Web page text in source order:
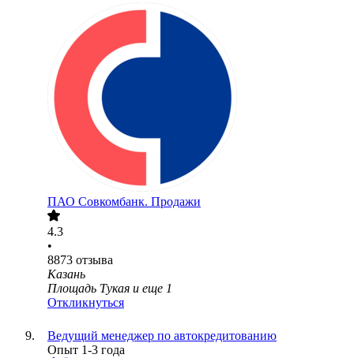
ПАО Совкомбанк. Продажи
4.3
•
8873 отзыва
Казань
Площадь Тукая и еще 1
Откликнуться
Ведущий менеджер по автокредитованию
Опыт 1-3 года